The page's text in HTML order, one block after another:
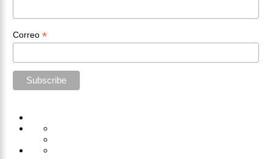
Correo *
Administración
Capacitación